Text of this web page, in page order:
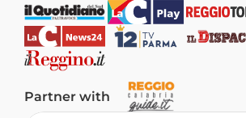
Partner with